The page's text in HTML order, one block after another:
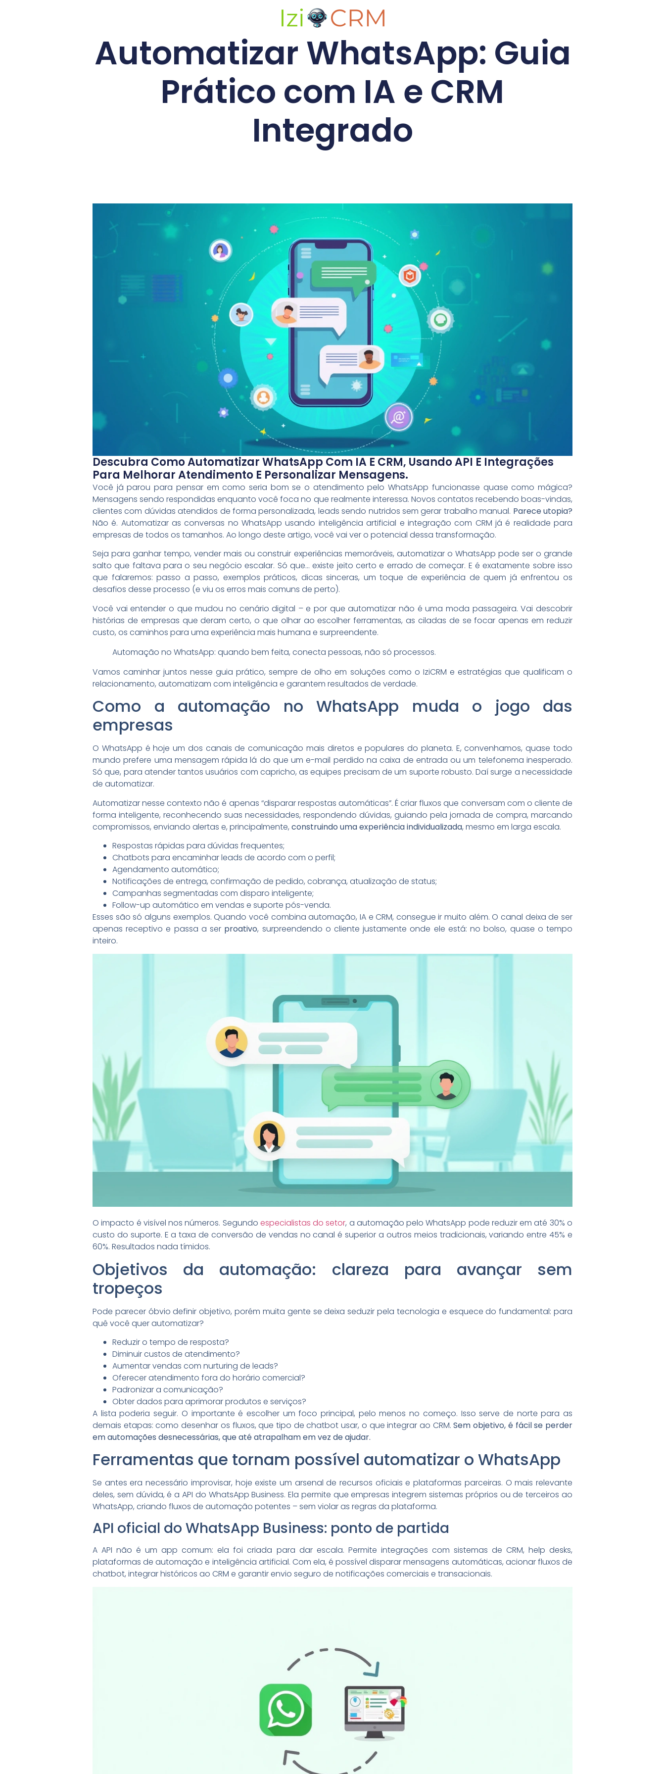
Automatizar WhatsApp: Guia
Prático com IA e CRM
Integrado
Descubra Como Automatizar WhatsApp Com IA E CRM, Usando API E Integrações
Para Melhorar Atendimento E Personalizar Mensagens.
Você já parou para pensar em como seria bom se o atendimento pelo WhatsApp funcionasse quase como mágica?
Mensagens sendo respondidas enquanto você foca no que realmente interessa. Novos contatos recebendo boas-vindas,
clientes com dúvidas atendidos de forma personalizada, leads sendo nutridos sem gerar trabalho manual. Parece utopia?
Não é. Automatizar as conversas no WhatsApp usando inteligência artificial e integração com CRM já é realidade para
empresas de todos os tamanhos. Ao longo deste artigo, você vai ver o potencial dessa transformação.
Seja para ganhar tempo, vender mais ou construir experiências memoráveis, automatizar o WhatsApp pode ser o grande
salto que faltava para o seu negócio escalar. Só que… existe jeito certo e errado de começar. E é exatamente sobre isso
que falaremos: passo a passo, exemplos práticos, dicas sinceras, um toque de experiência de quem já enfrentou os
desafios desse processo (e viu os erros mais comuns de perto).
Você vai entender o que mudou no cenário digital – e por que automatizar não é uma moda passageira. Vai descobrir
histórias de empresas que deram certo, o que olhar ao escolher ferramentas, as ciladas de se focar apenas em reduzir
custo, os caminhos para uma experiência mais humana e surpreendente.
Automação no WhatsApp: quando bem feita, conecta pessoas, não só processos.
Vamos caminhar juntos nesse guia prático, sempre de olho em soluções como o IziCRM e estratégias que qualificam o
relacionamento, automatizam com inteligência e garantem resultados de verdade.
Como a automação no WhatsApp muda o jogo das
empresas
O WhatsApp é hoje um dos canais de comunicação mais diretos e populares do planeta. E, convenhamos, quase todo
mundo prefere uma mensagem rápida lá do que um e-mail perdido na caixa de entrada ou um telefonema inesperado.
Só que, para atender tantos usuários com capricho, as equipes precisam de um suporte robusto. Daí surge a necessidade
de automatizar.
Automatizar nesse contexto não é apenas “disparar respostas automáticas”. É criar fluxos que conversam com o cliente de
forma inteligente, reconhecendo suas necessidades, respondendo dúvidas, guiando pela jornada de compra, marcando
compromissos, enviando alertas e, principalmente, construindo uma experiência individualizada, mesmo em larga escala.
Respostas rápidas para dúvidas frequentes;
Chatbots para encaminhar leads de acordo com o perfil;
Agendamento automático;
Notificações de entrega, confirmação de pedido, cobrança, atualização de status;
Campanhas segmentadas com disparo inteligente;
Follow-up automático em vendas e suporte pós-venda.
Esses são só alguns exemplos. Quando você combina automação, IA e CRM, consegue ir muito além. O canal deixa de ser
apenas receptivo e passa a ser proativo, surpreendendo o cliente justamente onde ele está: no bolso, quase o tempo
inteiro.
O impacto é visível nos números. Segundo especialistas do setor, a automação pelo WhatsApp pode reduzir em até 30% o
custo do suporte. E a taxa de conversão de vendas no canal é superior a outros meios tradicionais, variando entre 45% e
60%. Resultados nada tímidos.
Objetivos da automação: clareza para avançar sem
tropeços
Pode parecer óbvio definir objetivo, porém muita gente se deixa seduzir pela tecnologia e esquece do fundamental: para
quê você quer automatizar?
Reduzir o tempo de resposta?
Diminuir custos de atendimento?
Aumentar vendas com nurturing de leads?
Oferecer atendimento fora do horário comercial?
Padronizar a comunicação?
Obter dados para aprimorar produtos e serviços?
A lista poderia seguir. O importante é escolher um foco principal, pelo menos no começo. Isso serve de norte para as
demais etapas: como desenhar os fluxos, que tipo de chatbot usar, o que integrar ao CRM.Sem objetivo, é fácil se perder
em automações desnecessárias, que até atrapalham em vez de ajudar.
Ferramentas que tornam possível automatizar o WhatsApp
Se antes era necessário improvisar, hoje existe um arsenal de recursos oficiais e plataformas parceiras. O mais relevante
deles, sem dúvida, é a API do WhatsApp Business. Ela permite que empresas integrem sistemas próprios ou de terceiros ao
WhatsApp, criando fluxos de automação potentes – sem violar as regras da plataforma.
API oficial do WhatsApp Business: ponto de partida
A API não é um app comum: ela foi criada para dar escala. Permite integrações com sistemas de CRM, help desks,
plataformas de automação e inteligência artificial. Com ela, é possível disparar mensagens automáticas, acionar fluxos de
chatbot, integrar históricos ao CRM e garantir envio seguro de notificações comerciais e transacionais.